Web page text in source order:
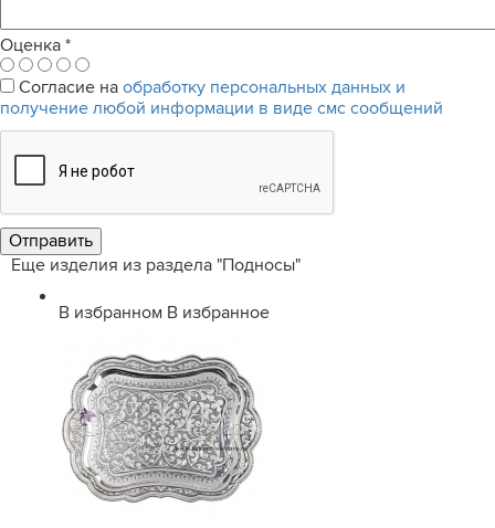
Оценка *
Согласие на обработку персональных данных и
получение любой информации в виде смс сообщений
Еще изделия из раздела "Подносы"
В избранном В избранное